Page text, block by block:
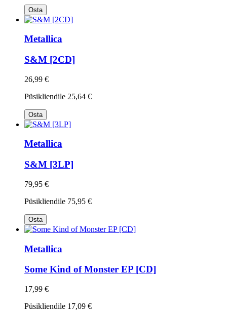
Osta
Metallica
S&M [2CD]
26,99 €
Püsikliendile 25,64 €
Osta
Metallica
S&M [3LP]
79,95 €
Püsikliendile 75,95 €
Osta
Metallica
Some Kind of Monster EP [CD]
17,99 €
Püsikliendile 17,09 €